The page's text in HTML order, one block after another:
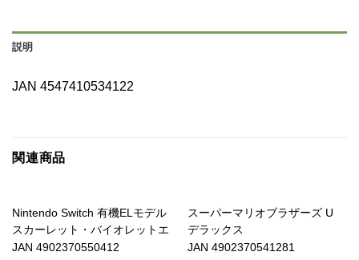
説明
JAN 4547410534122
関連商品
Nintendo Switch 有機ELモデル
スカーレット・バイオレットエ
JAN 4902370550412
スーパーマリオブラザーズ U
デラックス
JAN 4902370541281